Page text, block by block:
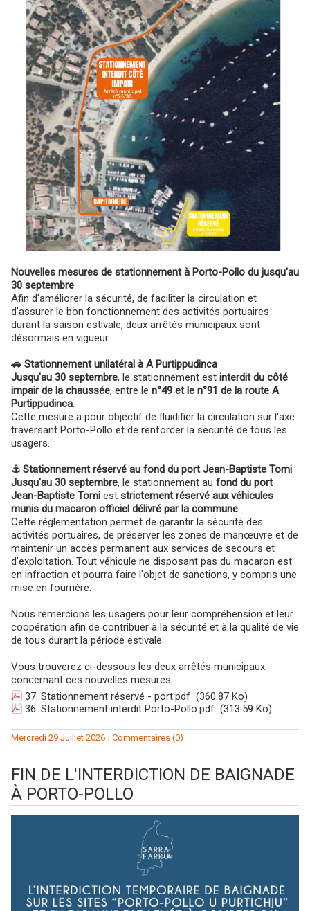
Nouvelles mesures de stationnement à Porto-Pollo du jusqu'au
30 septembre
Afin d'améliorer la sécurité, de faciliter la circulation et
d'assurer le bon fonctionnement des activités portuaires
durant la saison estivale, deux arrêtés municipaux sont
désormais en vigueur.
🚗 Stationnement unilatéral à A Purtippudinca
Jusqu'au 30 septembre, le stationnement est interdit du côté
impair de la chaussée, entre le n°49 et le n°91 de la route A
Purtippudinca.
Cette mesure a pour objectif de fluidifier la circulation sur l'axe
traversant Porto-Pollo et de renforcer la sécurité de tous les
usagers.
⚓ Stationnement réservé au fond du port Jean-Baptiste Tomi
Jusqu'au 30 septembre, le stationnement au fond du port
Jean-Baptiste Tomi est strictement réservé aux véhicules
munis du macaron officiel délivré par la commune.
Cette réglementation permet de garantir la sécurité des
activités portuaires, de préserver les zones de manœuvre et de
maintenir un accès permanent aux services de secours et
d'exploitation. Tout véhicule ne disposant pas du macaron est
en infraction et pourra faire l'objet de sanctions, y compris une
mise en fourrière.
Nous remercions les usagers pour leur compréhension et leur
coopération afin de contribuer à la sécurité et à la qualité de vie
de tous durant la période estivale.
Vous trouverez ci-dessous les deux arrêtés municipaux
concernant ces nouvelles mesures.
37. Stationnement réservé - port.pdf (360.87 Ko)
36. Stationnement interdit Porto-Pollo.pdf (313.59 Ko)
Mercredi 29 Juillet 2026 | Commentaires (0)
FIN DE L'INTERDICTION DE BAIGNADE
À PORTO-POLLO